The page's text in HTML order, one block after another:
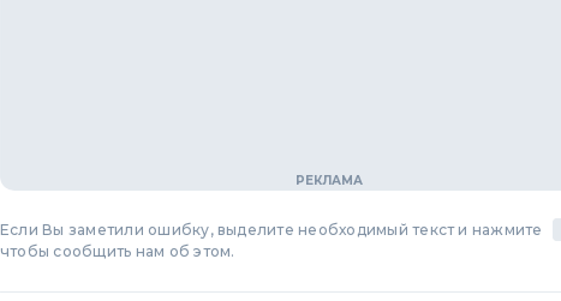
Если Вы заметили ошибку, выделите необходимый текст и нажмите
чтобы сообщить нам об этом.